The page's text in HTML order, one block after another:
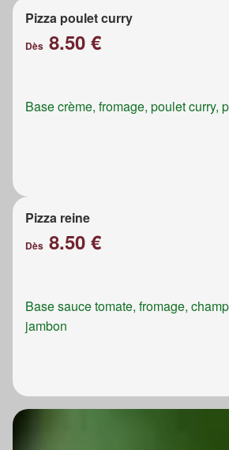
Pizza poulet curry
Dès 8.50 €
Base crème, fromage, poulet curry,
Pizza reine
Dès 8.50 €
Base sauce tomate, fromage,
jambon